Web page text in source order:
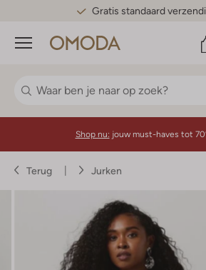
Gratis standaard
Menu
Shop nu: jouw must-haves tot
Terug Jurken